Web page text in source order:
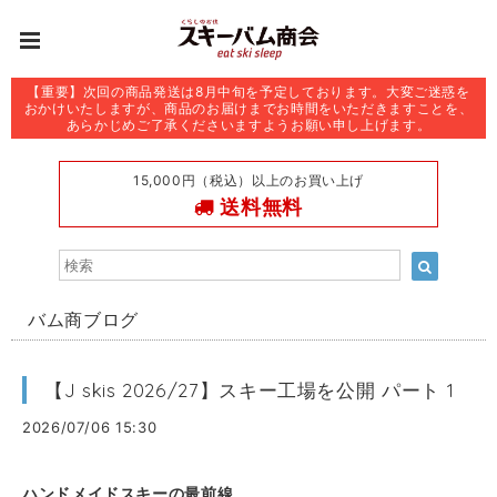
【重要】次回の商品発送は8月中旬を予定しております。大変ご迷惑を
おかけいたしますが、商品のお届けまでお時間をいただきますことを、
あらかじめご了承くださいますようお願い申し上げます。
15,000円（税込）以上のお買い上げ
送料無料
バム商ブログ
【J skis 2026/27】スキー工場を公開 パート 1
2026/07/06 15:30
ハンドメイドスキーの最前線